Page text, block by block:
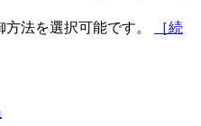
法を選択可能です。
［続